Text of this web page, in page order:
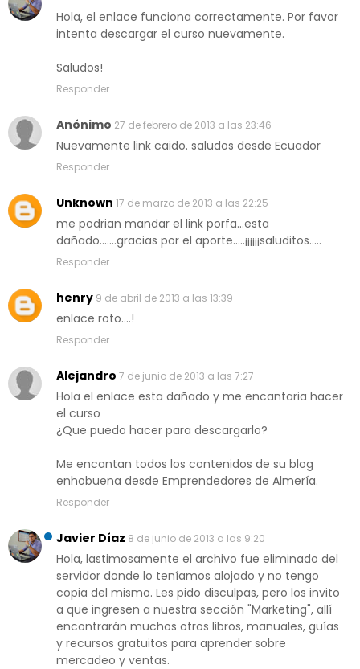
Hola, el enlace funciona correctamente. Por favor
intenta descargar el curso nuevamente.
Saludos!
Responder
Anónimo 27 de febrero de 2013 a las 23:46
Nuevamente link caido. saludos desde Ecuador
Responder
Unknown 17 de marzo de 2013 a las 22:25
me podrian mandar el link porfa...esta
dañado.......gracias por el aporte.....¡¡¡¡¡¡saluditos.....
Responder
henry 9 de abril de 2013 a las 13:39
enlace roto....!
Responder
Alejandro 7 de junio de 2013 a las 7:27
Hola el enlace esta dañado y me encantaria hacer
el curso
¿Que puedo hacer para descargarlo?
Me encantan todos los contenidos de su blog
enhobuena desde Emprendedores de Almería.
Responder
Javier Díaz 8 de junio de 2013 a las 9:20
Hola, lastimosamente el archivo fue eliminado del
servidor donde lo teníamos alojado y no tengo
copia del mismo. Les pido disculpas, pero los invito
a que ingresen a nuestra sección "Marketing", allí
encontrarán muchos otros libros, manuales, guías
y recursos gratuitos para aprender sobre
mercadeo y ventas.